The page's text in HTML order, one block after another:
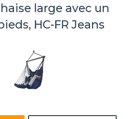
large avec un
HC-FR Jeans